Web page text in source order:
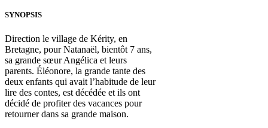
SYNOPSIS
Direction le village de Kérity, en
Bretagne, pour Natanaël, bientôt 7 ans,
sa grande sœur Angélica et leurs
parents. Éléonore, la grande tante des
deux enfants qui avait l’habitude de leur
lire des contes, est décédée et ils ont
décidé de profiter des vacances pour
retourner dans sa grande maison.